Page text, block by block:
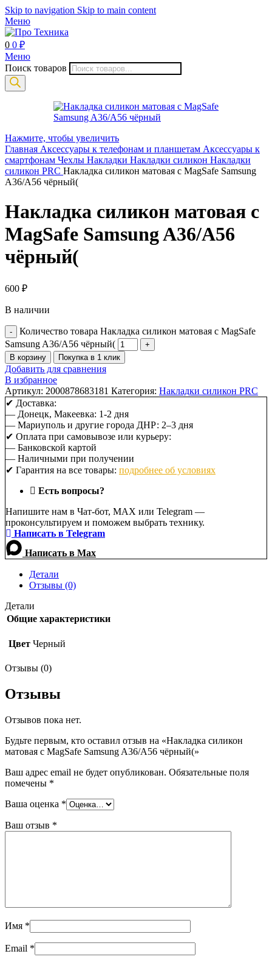
Skip to navigation Skip to main content
Меню
0 0 ₽
Меню
Поиск товаров
Нажмите, чтобы увеличить
Главная Аксессуары к телефонам и планшетам Аксессуары к
смартфонам Чехлы Накладки Накладки силикон Накладки
силикон PRC Накладка силикон матовая с MagSafe Samsung
A36/A56 чёрный(
Накладка силикон матовая с
MagSafe Samsung A36/A56
чёрный(
600 ₽
В наличии
Количество товара Накладка силикон матовая с MagSafe
Samsung A36/A56 чёрный(
В корзину Покупка в 1 клик
Добавить для сравнения
В избранное
Артикул: 2000878683181 Категория: Накладки силикон PRC
✔ Доставка:
— Донецк, Макеевка: 1-2 дня
— Мариуполь и другие города ДНР: 2–3 дня
✔ Оплата при самовывозе или курьеру:
— Банковской картой
— Наличными при получении
✔ Гарантия на все товары: подробнее об условиях
Есть вопросы?
Напишите нам в Чат-бот, MAX или Telegram —
проконсультируем и поможем выбрать технику.
Написать в Telegram
Написать в Max
Детали
Отзывы (0)
Детали
Общие характеристики
Цвет Черный
Отзывы (0)
Отзывы
Отзывов пока нет.
Будьте первым, кто оставил отзыв на «Накладка силикон
матовая с MagSafe Samsung A36/A56 чёрный(»
Ваш адрес email не будет опубликован. Обязательные поля
помечены *
Ваша оценка *
Ваш отзыв *
Имя *
Email *